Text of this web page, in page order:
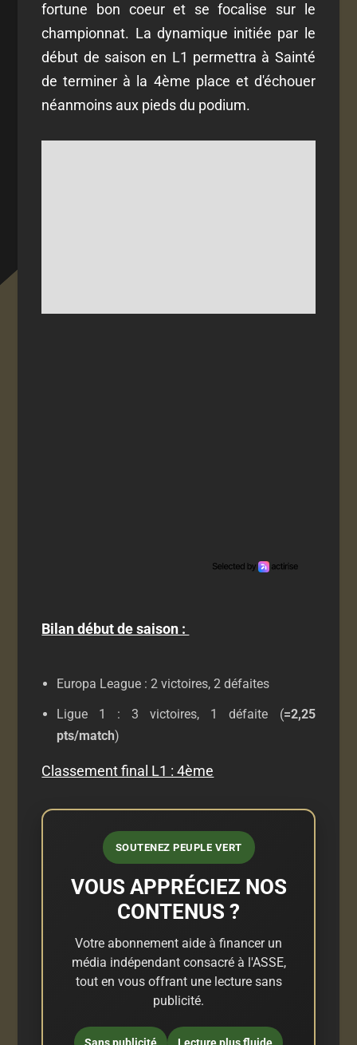
fortune bon coeur et se focalise sur le
championnat. La dynamique initiée par le
début de saison en L1 permettra à Sainté
de terminer à la 4ème place et d'échouer
néanmoins aux pieds du podium.
Bilan début de saison :
Europa League : 2 victoires, 2 défaites
Ligue 1 : 3 victoires, 1 défaite (=2,25
pts/match)
Classement final L1 : 4ème
SOUTENEZ PEUPLE VERT
VOUS APPRÉCIEZ NOS
CONTENUS ?
Votre abonnement aide à financer un
média indépendant consacré à l'ASSE,
tout en vous offrant une lecture sans
publicité.